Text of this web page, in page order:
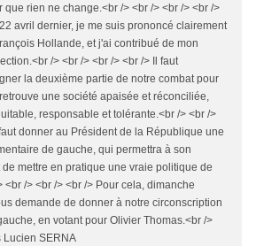
que rien ne change.<br /> <br /> <br /> <br />
avril dernier, je me suis prononcé clairement
Hollande, et j'ai contribué de mon
/> <br /> <br /> <br /> Il faut
la deuxième partie de notre combat pour
une société apaisée et réconciliée,
responsable et tolérante.<br /> <br />
donner au Président de la République une
de gauche, qui permettra à son
mettre en pratique une vraie politique de
<br /> <br /> <br /> Pour cela, dimanche
demande de donner à notre circonscription
en votant pour Olivier Thomas.<br />
Lucien SERNA